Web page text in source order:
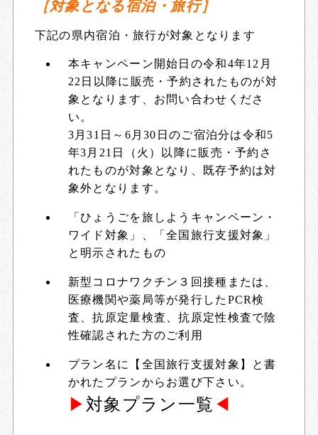
［対象となる宿泊・旅行］
下記の県内宿泊・旅行が対象となります
本キャンペーン開始日の令和4年12月
22日以降に販売・予約されたものが対
象となります、お問い合わせくださ
い。
3月31日～6月30日のご宿泊分は令和5
年3月21日（火）以降に販売・予約さ
れたものが対象となり、既存予約は対
象外となります。
「ひょうごを旅しようキャンペーン・
ワイド対象」、「全国旅行支援対象」
と明示されたもの
新型コロナワクチン３回接種または、
医療機関や薬局等が発行したPCR検
査、抗原定量検査、抗原定性検査で陰
性確認された方のご利用
プラン名に【全国旅行支援対象】と書
かれたプランからお選び下さい。
▶ 対象プラン一覧 ◀